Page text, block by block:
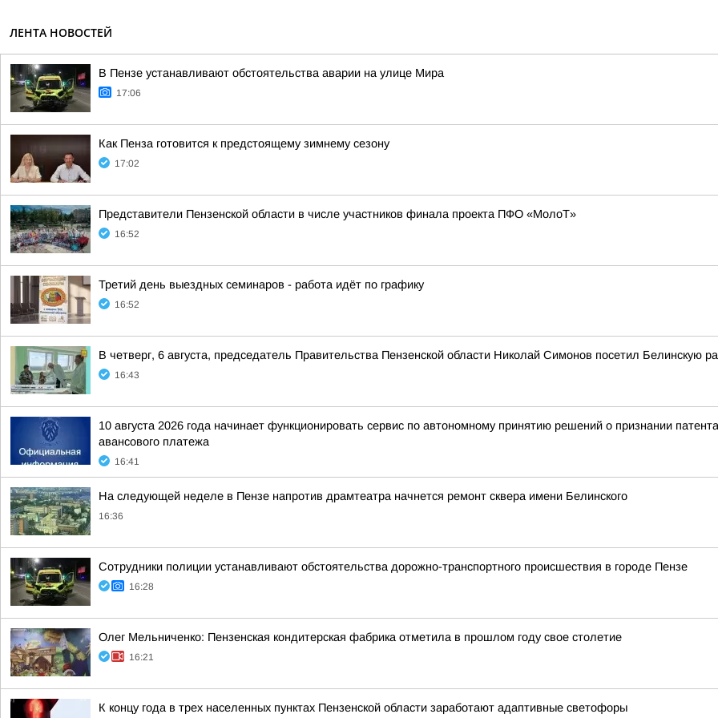
ЛЕНТА НОВОСТЕЙ
В Пензе устанавливают обстоятельства аварии на улице Мира
17:06
Как Пенза готовится к предстоящему зимнему сезону
17:02
Представители Пензенской области в числе участников финала проекта ПФО «МолоТ»
16:52
Третий день выездных семинаров - работа идёт по графику
16:52
В четверг, 6 августа, председатель Правительства Пензенской области Николай Симонов посетил Белинскую
16:43
10 августа 2026 года начинает функционировать сервис по автономному принятию решений о признании
авансового платежа
16:41
На следующей неделе в Пензе напротив драмтеатра начнется ремонт сквера имени Белинского
16:36
Сотрудники полиции устанавливают обстоятельства дорожно-транспортного происшествия в городе Пензе
16:28
Олег Мельниченко: Пензенская кондитерская фабрика отметила в прошлом году свое столетие
16:21
К концу года в трех населенных пунктах Пензенской области заработают адаптивные светофоры